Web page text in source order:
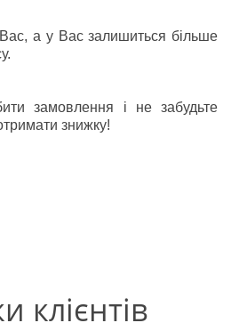
а у Вас залишиться більше
і не забудьте
знижку!
клієнтів